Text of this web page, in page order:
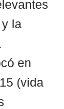
la
en
(vida